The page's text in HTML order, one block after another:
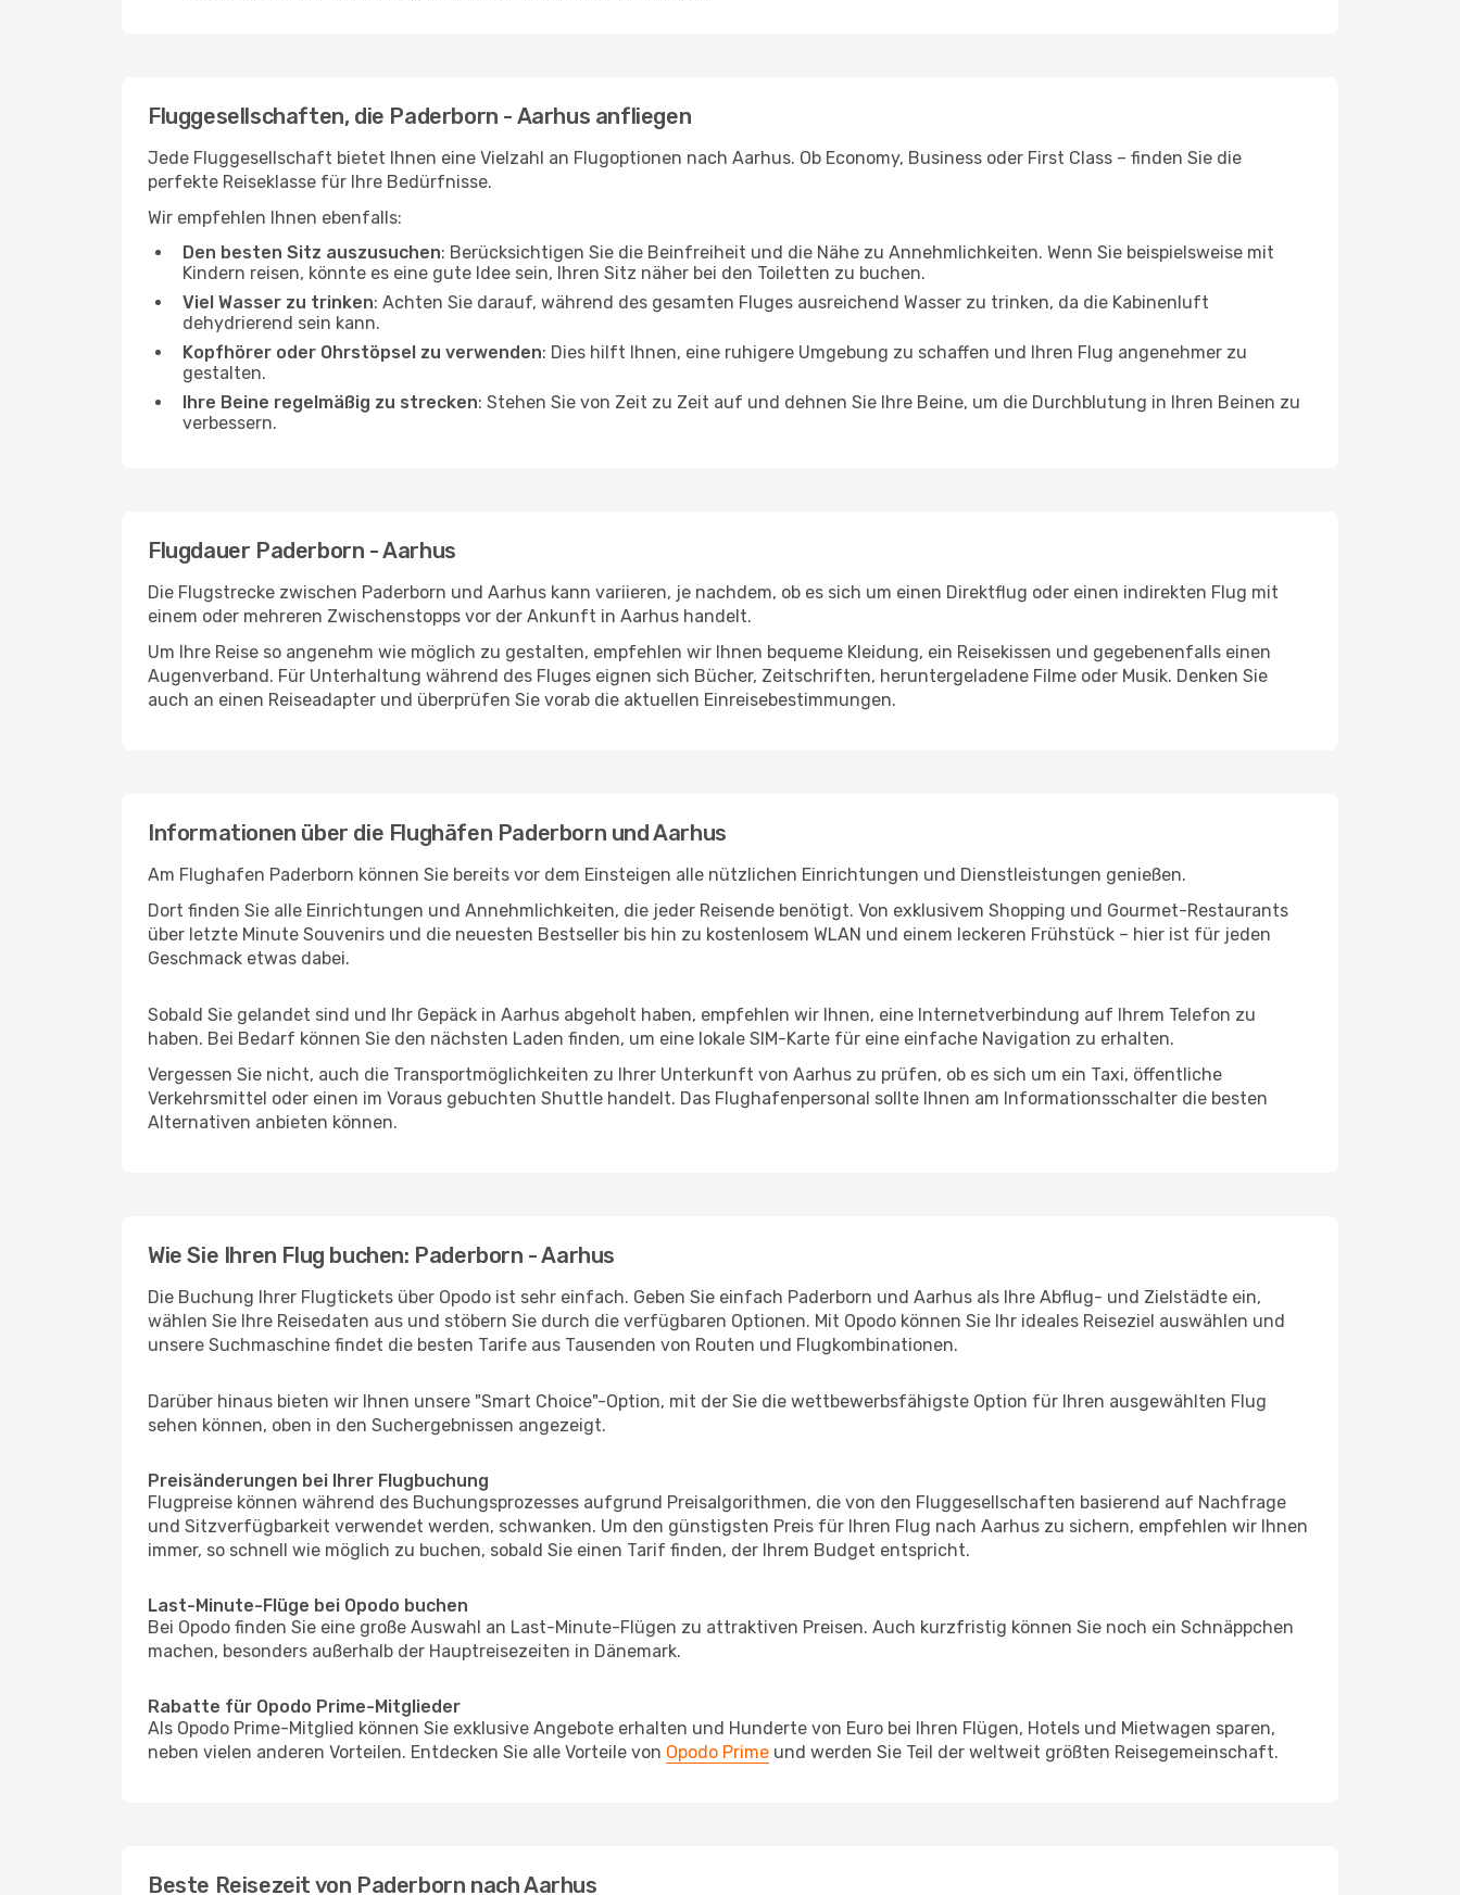
Fluggesellschaften, die Paderborn - Aarhus anfliegen
Jede Fluggesellschaft bietet Ihnen eine Vielzahl an Flugoptionen nach Aarhus. Ob Economy, Business oder First Class – finden Sie die
perfekte Reiseklasse für Ihre Bedürfnisse.
Wir empfehlen Ihnen ebenfalls:
Den besten Sitz auszusuchen: Berücksichtigen Sie die Beinfreiheit und die Nähe zu Annehmlichkeiten. Wenn Sie beispielsweise mit
Kindern reisen, könnte es eine gute Idee sein, Ihren Sitz näher bei den Toiletten zu buchen.
Viel Wasser zu trinken: Achten Sie darauf, während des gesamten Fluges ausreichend Wasser zu trinken, da die Kabinenluft
dehydrierend sein kann.
Kopfhörer oder Ohrstöpsel zu verwenden: Dies hilft Ihnen, eine ruhigere Umgebung zu schaffen und Ihren Flug angenehmer zu
gestalten.
Ihre Beine regelmäßig zu strecken: Stehen Sie von Zeit zu Zeit auf und dehnen Sie Ihre Beine, um die Durchblutung in Ihren Beinen zu
verbessern.
Flugdauer Paderborn - Aarhus
Die Flugstrecke zwischen Paderborn und Aarhus kann variieren, je nachdem, ob es sich um einen Direktflug oder einen indirekten Flug mit
einem oder mehreren Zwischenstopps vor der Ankunft in Aarhus handelt.
Um Ihre Reise so angenehm wie möglich zu gestalten, empfehlen wir Ihnen bequeme Kleidung, ein Reisekissen und gegebenenfalls einen
Augenverband. Für Unterhaltung während des Fluges eignen sich Bücher, Zeitschriften, heruntergeladene Filme oder Musik. Denken Sie
auch an einen Reiseadapter und überprüfen Sie vorab die aktuellen Einreisebestimmungen.
Informationen über die Flughäfen Paderborn und Aarhus
Am Flughafen Paderborn können Sie bereits vor dem Einsteigen alle nützlichen Einrichtungen und Dienstleistungen genießen.
Dort finden Sie alle Einrichtungen und Annehmlichkeiten, die jeder Reisende benötigt. Von exklusivem Shopping und Gourmet-Restaurants
über letzte Minute Souvenirs und die neuesten Bestseller bis hin zu kostenlosem WLAN und einem leckeren Frühstück – hier ist für jeden
Geschmack etwas dabei.
Sobald Sie gelandet sind und Ihr Gepäck in Aarhus abgeholt haben, empfehlen wir Ihnen, eine Internetverbindung auf Ihrem Telefon zu
haben. Bei Bedarf können Sie den nächsten Laden finden, um eine lokale SIM-Karte für eine einfache Navigation zu erhalten.
Vergessen Sie nicht, auch die Transportmöglichkeiten zu Ihrer Unterkunft von Aarhus zu prüfen, ob es sich um ein Taxi, öffentliche
Verkehrsmittel oder einen im Voraus gebuchten Shuttle handelt. Das Flughafenpersonal sollte Ihnen am Informationsschalter die besten
Alternativen anbieten können.
Wie Sie Ihren Flug buchen: Paderborn - Aarhus
Die Buchung Ihrer Flugtickets über Opodo ist sehr einfach. Geben Sie einfach Paderborn und Aarhus als Ihre Abflug- und Zielstädte ein,
wählen Sie Ihre Reisedaten aus und stöbern Sie durch die verfügbaren Optionen. Mit Opodo können Sie Ihr ideales Reiseziel auswählen und
unsere Suchmaschine findet die besten Tarife aus Tausenden von Routen und Flugkombinationen.
Darüber hinaus bieten wir Ihnen unsere "Smart Choice"-Option, mit der Sie die wettbewerbsfähigste Option für Ihren ausgewählten Flug
sehen können, oben in den Suchergebnissen angezeigt.
Preisänderungen bei Ihrer Flugbuchung
Flugpreise können während des Buchungsprozesses aufgrund Preisalgorithmen, die von den Fluggesellschaften basierend auf Nachfrage
und Sitzverfügbarkeit verwendet werden, schwanken. Um den günstigsten Preis für Ihren Flug nach Aarhus zu sichern, empfehlen wir Ihnen
immer, so schnell wie möglich zu buchen, sobald Sie einen Tarif finden, der Ihrem Budget entspricht.
Last-Minute-Flüge bei Opodo buchen
Bei Opodo finden Sie eine große Auswahl an Last-Minute-Flügen zu attraktiven Preisen. Auch kurzfristig können Sie noch ein Schnäppchen
machen, besonders außerhalb der Hauptreisezeiten in Dänemark.
Rabatte für Opodo Prime-Mitglieder
Als Opodo Prime-Mitglied können Sie exklusive Angebote erhalten und Hunderte von Euro bei Ihren Flügen, Hotels und Mietwagen sparen,
neben vielen anderen Vorteilen. Entdecken Sie alle Vorteile von Opodo Prime und werden Sie Teil der weltweit größten Reisegemeinschaft.
Beste Reisezeit von Paderborn nach Aarhus